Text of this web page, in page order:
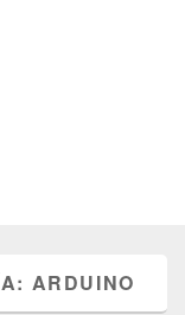
ARDUINO